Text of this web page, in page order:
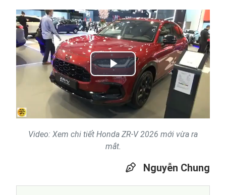
Play
Video
Video: Xem chi tiết Honda ZR-V 2026 mới vừa ra
mắt.
Nguyễn Chung